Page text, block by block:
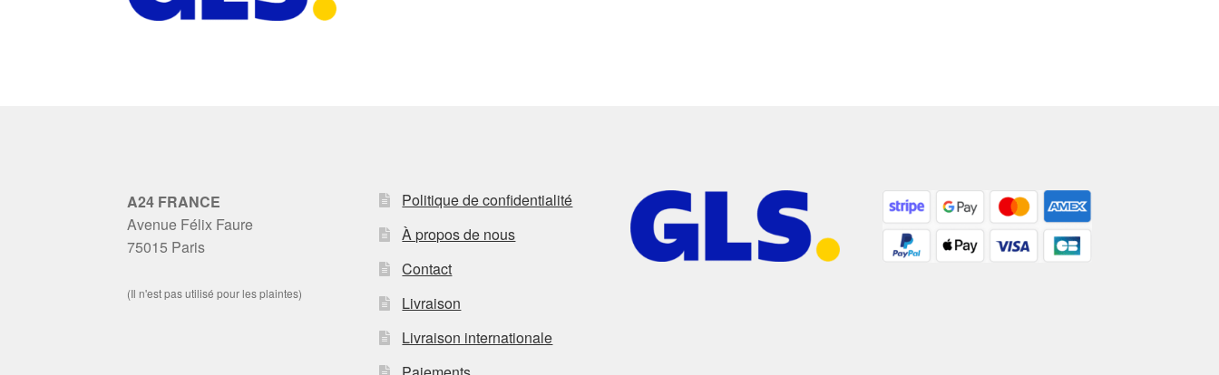
A24 FRANCE
Avenue Félix Faure
75015 Paris
(Il n'est pas utilisé pour les plaintes)
Politique de confidentialité
À propos de nous
Contact
Livraison
Livraison internationale